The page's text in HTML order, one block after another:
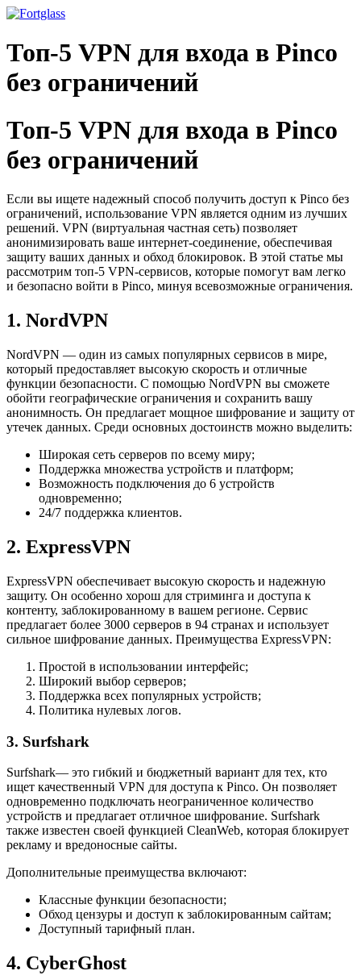
Ir
o
conteúdo
Топ-5 VPN для входа в Pinco
без ограничений
Топ-5 VPN для входа в Pinco
без ограничений
Если вы ищете надежный способ получить доступ к Pinco без
ограничений, использование VPN является одним из лучших
решений. VPN (виртуальная частная сеть) позволяет
анонимизировать ваше интернет-соединение, обеспечивая
защиту ваших данных и обход блокировок. В этой статье мы
рассмотрим топ-5 VPN-сервисов, которые помогут вам легко
и безопасно войти в Pinco, минуя всевозможные ограничения.
1. NordVPN
NordVPN — один из самых популярных сервисов в мире,
который предоставляет высокую скорость и отличные
функции безопасности. С помощью NordVPN вы сможете
обойти географические ограничения и сохранить вашу
анонимность. Он предлагает мощное шифрование и защиту от
утечек данных. Среди основных достоинств можно выделить:
Широкая сеть серверов по всему миру;
Поддержка множества устройств и платформ;
Возможность подключения до 6 устройств
одновременно;
24/7 поддержка клиентов.
2. ExpressVPN
ExpressVPN обеспечивает высокую скорость и надежную
защиту. Он особенно хорош для стриминга и доступа к
контенту, заблокированному в вашем регионе. Сервис
предлагает более 3000 серверов в 94 странах и использует
сильное шифрование данных. Преимущества ExpressVPN:
Простой в использовании интерфейс;
Широкий выбор серверов;
Поддержка всех популярных устройств;
Политика нулевых логов.
3. Surfshark
Surfshark— это гибкий и бюджетный вариант для тех, кто
ищет качественный VPN для доступа к Pinco. Он позволяет
одновременно подключать неограниченное количество
устройств и предлагает отличное шифрование. Surfshark
также известен своей функцией CleanWeb, которая блокирует
рекламу и вредоносные сайты.
Дополнительные преимущества включают:
Классные функции безопасности;
Обход цензуры и доступ к заблокированным сайтам;
Доступный тарифный план.
4. CyberGhost